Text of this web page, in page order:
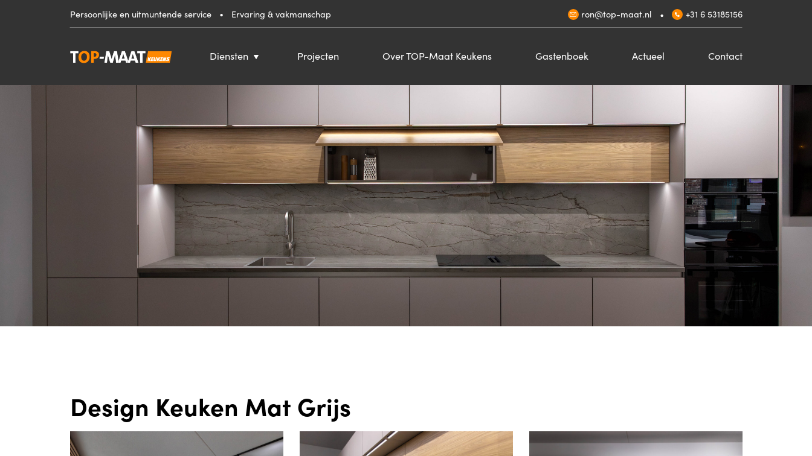
Persoonlijke en uitmuntende service • Ervaring & vakmanschap ron@top-maat.nl • +31 6 53185156
Diensten Projecten Over TOP-Maat Keukens Gastenboek Actueel Contact
Design Keuken Mat Grijs